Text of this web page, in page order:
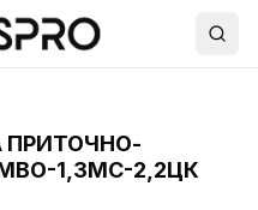
ПРИТОЧНО-
1,3МС-2,2ЦК